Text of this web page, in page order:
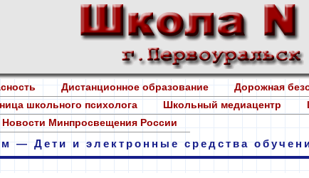
Дистанционное образование Дорожная
школьного психолога Школьный медиацентр
Новости Минпросвещения России
— Дети и электронные средства